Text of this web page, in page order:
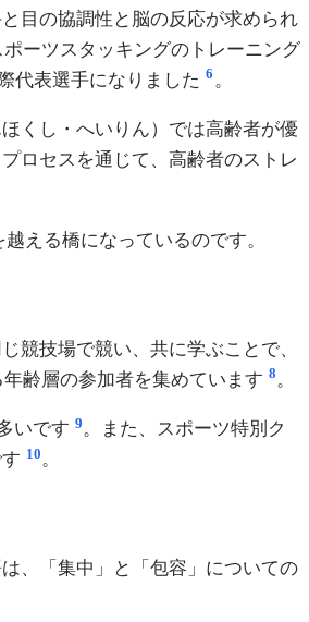
目の協調性と脳の反応が求められ
ーツスタッキングのトレーニング
代表選手になりました 6 。
くし・へいりん）では高齢者が優
ロセスを通じて、高齢者のストレ
える橋になっているのです。
競技場で競い、共に学ぶことで、
齢層の参加者を集めています 8 。
いです 9。また、スポーツ特別ク
10。
、「集中」と「包容」についての